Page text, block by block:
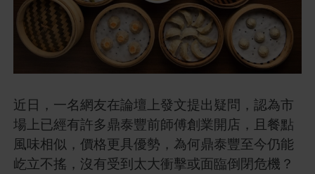
近日，一名網友在論壇上發文提出疑問，認為市
場上已經有許多鼎泰豐前師傅創業開店，且餐點
風味相似，價格更具優勢，為何鼎泰豐至今仍能
屹立不搖，沒有受到太大衝擊或面臨倒閉危機？